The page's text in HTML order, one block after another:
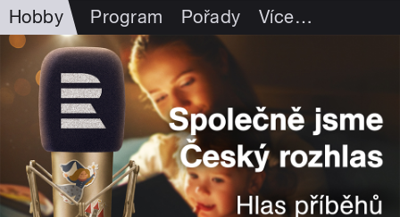
Hobby Program Pořady Více…